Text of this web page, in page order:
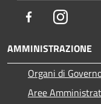
FacebookInstagram
AMMINISTRAZIONE
Organi di
Aree